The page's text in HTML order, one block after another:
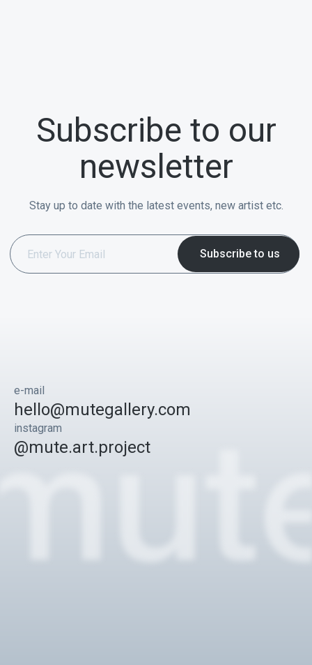
Subscribe to our
newsletter
Stay up to date with the latest events, new artist etc.
e-mail
hello@mutegallery.com
instagram
@mute.art.project